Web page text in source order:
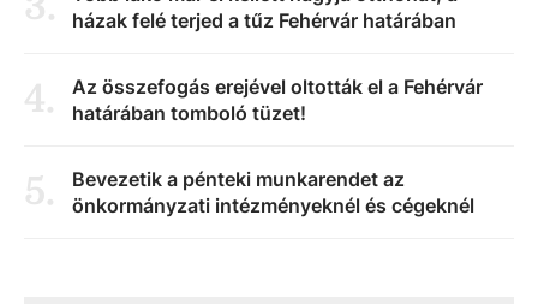
házak felé terjed a tűz Fehérvár határában
4.
Az összefogás erejével oltották el a Fehérvár
határában tomboló tüzet!
5.
Bevezetik a pénteki munkarendet az
önkormányzati intézményeknél és cégeknél